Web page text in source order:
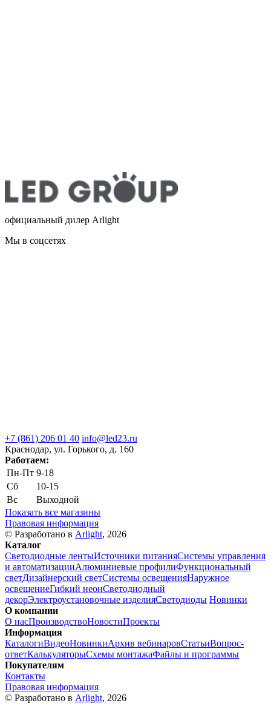
официальный дилер Arlight
Мы в соцсетях
+7 (861) 206 01 40 info@led23.ru
Краснодар, ул. Горького, д. 160
Работаем:
Пн-Пт 9-18
Сб
10-15
Вс
Выходной
Показать все магазины
Правовая информация
© Разработано в Arlight, 2026
Каталог
Светодиодные лентыИсточники питанияСистемы управления
и автоматизацииАлюминиевые профилиФункциональный
светДизайнерский светСистемы освещенияНаружное
освещениеГибкий неонСветодиодный
декорЭлектроустановочные изделияСветодиоды Новинки
О компании
О насПроизводствоНовостиПроекты
Информация
КаталогиВидеоНовинкиАрхив вебинаровСтатьиВопрос-
ответКалькуляторыСхемы монтажаФайлы и программы
Покупателям
Контакты
Правовая информация
© Разработано в Arlight, 2026